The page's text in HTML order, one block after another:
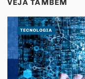
VEJA TAMBÉM
TECNOLOGIA